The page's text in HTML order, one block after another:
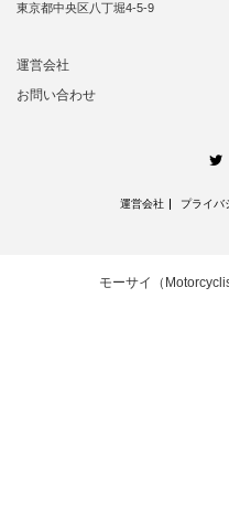
東京都中央区八丁堀4-5-9
運営会社
お問い合わせ
運営会社 プライバ
モーサイ（